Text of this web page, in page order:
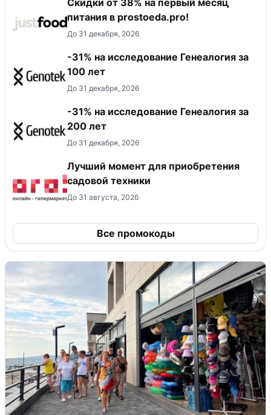
питания в prostoeda.pro!
До 31 декабря, 2026
-31% на исследование Генеалогия за
100 лет
До 31 декабря, 2026
-31% на исследование Генеалогия за
200 лет
До 31 декабря, 2026
Лучший момент для приобретения
садовой техники
До 31 августа, 2026
Все промокоды